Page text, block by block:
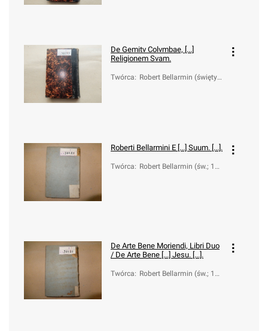
De Gemitv Colvmbae, [...]
Religionem Svam.
Twórca: Robert Bellarmin (święty;
Roberti Bellarmini E [...] Suum. [...].
Twórca: Robert Bellarmin (św.; 154
De Arte Bene Moriendi, Libri Duo
/ De Arte Bene [...] Jesu. [...].
Twórca: Robert Bellarmin (św.; 154